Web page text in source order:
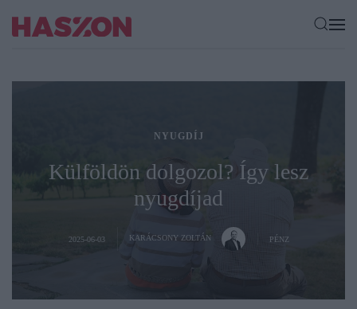
NYUGDÍJ
Külföldön dolgozol? Így lesz
nyugdíjad
2025-06-03 KARÁCSONY ZOLTÁN PÉNZ